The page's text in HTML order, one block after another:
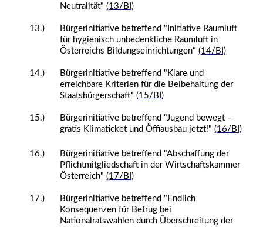
Neutralität"(13/BI)
13.)
Bürgerinitiative betreffend "Initiative Raumluft
für hygienisch unbedenkliche Raumluft in
Österreichs Bildungseinrichtungen"(14/BI)
14.)
Bürgerinitiative betreffend "Klare und
erreichbare Kriterien für die Beibehaltung der
Staatsbürgerschaft"(15/BI)
15.)
Bürgerinitiative betreffend "Jugend bewegt –
gratis Klimaticket und Öffiausbau jetzt!"(16/BI)
16.)
Bürgerinitiative betreffend "Abschaffung der
Pflichtmitgliedschaft in der Wirtschaftskammer
Österreich"(17/BI)
17.)
Bürgerinitiative betreffend "Endlich
Konsequenzen für Betrug bei
Nationalratswahlen durch Überschreitung der